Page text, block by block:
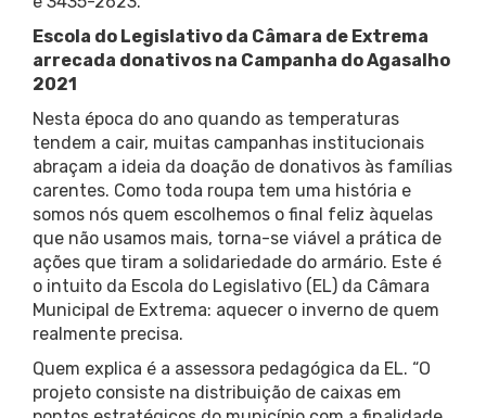
Escola do Legislativo da Câmara de Extrema
arrecada donativos na Campanha do Agasalho
2021
Nesta época do ano quando as temperaturas
tendem a cair, muitas campanhas institucionais
abraçam a ideia da doação de donativos às famílias
carentes. Como toda roupa tem uma história e
somos nós quem escolhemos o final feliz àquelas
que não usamos mais, torna-se viável a prática de
ações que tiram a solidariedade do armário. Este é
o intuito da Escola do Legislativo (EL) da Câmara
Municipal de Extrema: aquecer o inverno de quem
realmente precisa.
Quem explica é a assessora pedagógica da EL. “O
projeto consiste na distribuição de caixas em